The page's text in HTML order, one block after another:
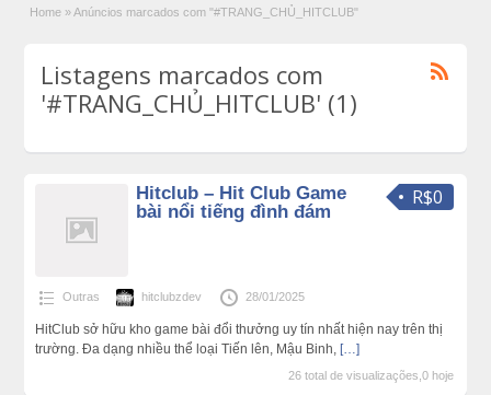
Home » Anúncios marcados com "#TRANG_CHỦ_HITCLUB"
Listagens marcados com
'#TRANG_CHỦ_HITCLUB' (1)
R$0
Hitclub – Hit Club Game
bài nổi tiếng đình đám
Outras hitclubzdev 28/01/2025
HitClub sở hữu kho game bài đổi thưởng uy tín nhất hiện nay trên thị
trường. Đa dạng nhiều thể loại Tiến lên, Mậu Binh, […]
26 total de visualizações,0 hoje